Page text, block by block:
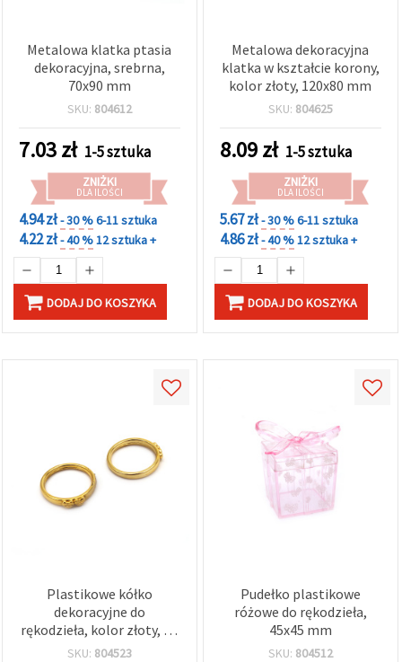
Metalowa klatka ptasia
dekoracyjna, srebrna,
70x90 mm
SKU: 804612
7.03zł 1-5 sztuka
ZNIŻKI
DLA ILOŚCI
4.94 zł- 30 %6-11 sztuka
4.22 zł- 40 %12 sztuka +
DODAJ DO KOSZYKA
Metalowa dekoracyjna
klatka w kształcie korony,
kolor złoty, 120x80 mm
SKU: 804625
8.09zł 1-5 sztuka
ZNIŻKI
DLA ILOŚCI
5.67 zł- 30 %6-11 sztuka
4.86 zł- 40 %12 sztuka +
DODAJ DO KOSZYKA
Plastikowe kółko
dekoracyjne do
rękodzieła, kolor złoty, 20
mm, 10 szt.
SKU: 804523
Pudełko plastikowe
różowe do rękodzieła,
45x45 mm
SKU: 804512